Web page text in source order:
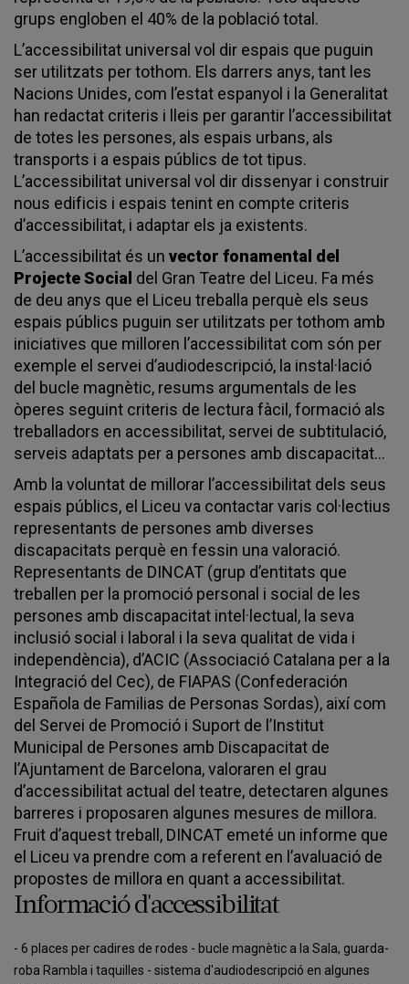
grups engloben el 40% de la població total.
L’accessibilitat universal vol dir espais que puguin
ser utilitzats per tothom. Els darrers anys, tant les
Nacions Unides, com l’estat espanyol i la Generalitat
han redactat criteris i lleis per garantir l’accessibilitat
de totes les persones, als espais urbans, als
transports i a espais públics de tot tipus.
L’accessibilitat universal vol dir dissenyar i construir
nous edificis i espais tenint en compte criteris
d’accessibilitat, i adaptar els ja existents.
L’accessibilitat és un vector fonamental del
Projecte Social del Gran Teatre del Liceu. Fa més
de deu anys que el Liceu treballa perquè els seus
espais públics puguin ser utilitzats per tothom amb
iniciatives que milloren l’accessibilitat com són per
exemple el servei d’audiodescripció, la instal·lació
del bucle magnètic, resums argumentals de les
òperes seguint criteris de lectura fàcil, formació als
treballadors en accessibilitat, servei de subtitulació,
serveis adaptats per a persones amb discapacitat...
Amb la voluntat de millorar l’accessibilitat dels seus
espais públics, el Liceu va contactar varis col·lectius
representants de persones amb diverses
discapacitats perquè en fessin una valoració.
Representants de DINCAT (grup d’entitats que
treballen per la promoció personal i social de les
persones amb discapacitat intel·lectual, la seva
inclusió social i laboral i la seva qualitat de vida i
independència), d’ACIC (Associació Catalana per a la
Integració del Cec), de FIAPAS (Confederación
Española de Familias de Personas Sordas), així com
del Servei de Promoció i Suport de l’Institut
Municipal de Persones amb Discapacitat de
l’Ajuntament de Barcelona, valoraren el grau
d’accessibilitat actual del teatre, detectaren algunes
barreres i proposaren algunes mesures de millora.
Fruit d’aquest treball, DINCAT emeté un informe que
el Liceu va prendre com a referent en l’avaluació de
propostes de millora en quant a accessibilitat.
Informació d'accessibilitat
- 6 places per cadires de rodes - bucle magnètic a la Sala, guarda-
roba Rambla i taquilles - sistema d'audiodescripció en algunes